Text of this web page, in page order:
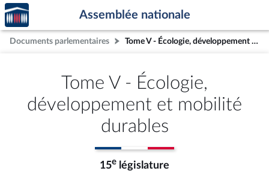
Aller au contenu
Aller en bas de la page
Accèder
à la
page
d'accueil
Assemblée nationale
Documents parlementaires Tome V - Écologie, développement et mobilité durables
Tome V - Écologie,
développement et mobilité
durables
15e législature